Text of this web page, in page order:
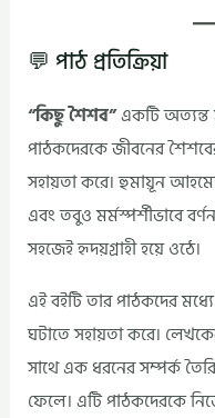
💬 পাঠ প্রতিক্রিয়া
“কিছু শৈশব”একটি অত্যন্ত
পাঠকদেরকে জীবনের
সহায়তা করে। হুমায়ূন
এবং তবুও মর্মস্পর্শীভাবে
সহজেই হৃদয়গ্রাহী হয়ে ওঠে।
এই বইটি তার পাঠকদের
ঘটাতে সহায়তা করে।
সাথে এক ধরনের সম্পর্ক তৈরি
ফেলে। এটি পাঠকদেরকে